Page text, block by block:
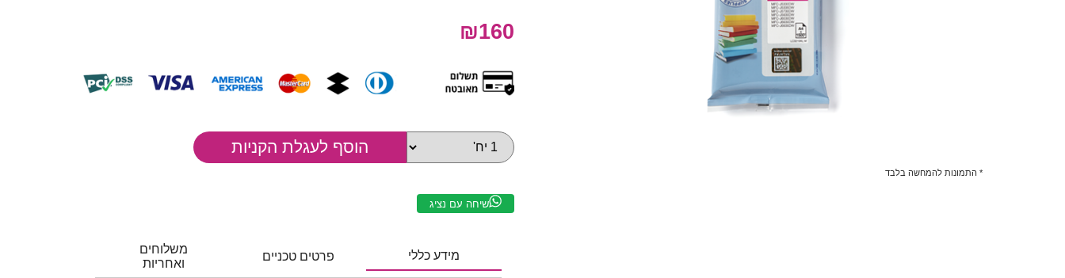
* התמונות להמחשה בלבד
₪160
שיחה עם נציג
מידע כללי פרטים טכניים
משלוחים
ואחריות